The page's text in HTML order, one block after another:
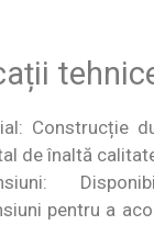
Construcție
de înaltă
pentru a